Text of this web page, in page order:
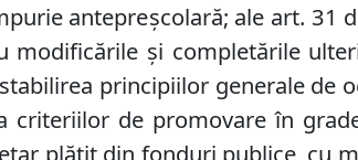
antepreşcolară; ale art. 31
şi completările
principiilor generale de
criteriilor de promovare în
plătit din fonduri publice, cu